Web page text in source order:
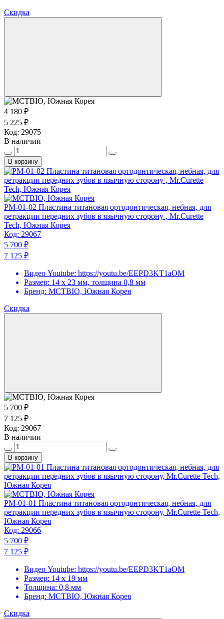
Скидка
4 180 ₽
5 225 ₽
Код: 29075
В наличии
В корзину
PM-01-02 Пластина титановая ортодонтическая, небная, для
ретракции передних зубов в язычную сторону , Mr.Curette
Tech, Южная Корея
Код: 29067
5 700 ₽
7 125 ₽
Видео Youtube: https://youtu.be/EEPD3KT1aOM
Размер: 14 х 23 мм, толщина 0,8 мм
Бренд: MCTBIO, Южная Корея
Скидка
5 700 ₽
7 125 ₽
Код: 29067
В наличии
В корзину
PM-01-01 Пластина титановая ортодонтическая, небная, для
ретракции передних зубов в язычную сторону, Mr.Curette Tech,
Южная Корея
Код: 29066
5 700 ₽
7 125 ₽
Видео Youtube: https://youtu.be/EEPD3KT1aOM
Размер: 14 х 19 мм
Толщина: 0,8 мм
Бренд: MCTBIO, Южная Корея
Скидка